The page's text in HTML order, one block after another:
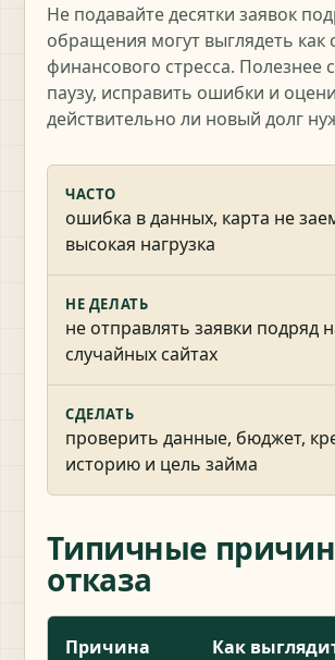
Не подавайте десятки заявок
обращения могут выглядеть как
финансового стресса. Полезнее
паузу, исправить ошибки и
действительно ли новый долг
ЧАСТО
ошибка в данных, карта не
высокая нагрузка
НЕ ДЕЛАТЬ
не отправлять заявки подряд
случайных сайтах
СДЕЛАТЬ
проверить данные, бюджет,
историю и цель займа
Типичные
отказа
Причина Как